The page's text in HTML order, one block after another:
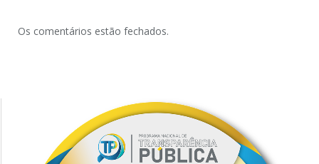
Os comentários estão fechados.